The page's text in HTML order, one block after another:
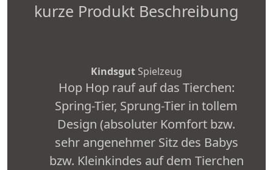
kurze Produkt Beschreibung
Kindsgut Spielzeug
Hop Hop rauf auf das Tierchen:
Spring-Tier, Sprung-Tier in tollem
Design (absoluter Komfort bzw.
sehr angenehmer Sitz des Babys
bzw. Kleinkindes auf dem Tierchen